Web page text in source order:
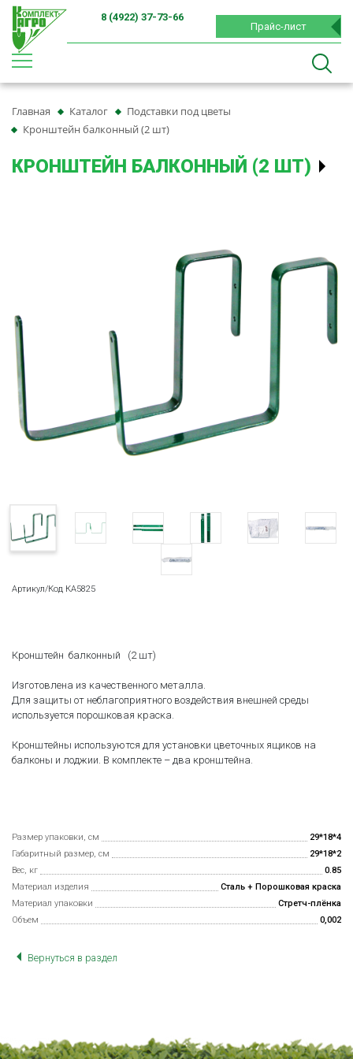
Прайс-лист
8 (4922) 37-73-66
Главная Каталог
Подставки под цветы
Кронштейн балконный (2 шт)
КРОНШТЕЙН БАЛКОННЫЙ (2 ШТ)
Артикул/Код КА5825
Кронштейн балконный (2 шт)
Изготовлена из качественного металла.
Для защиты от неблагоприятного воздействия внешней среды
используется порошковая краска.
Кронштейны используются для установки цветочных ящиков на
балконы и лоджии. В комплекте – два кронштейна.
Размер упаковки, см
29*18*4
Габаритный размер, см
29*18*2
Вес, кг
0.85
Материал изделия
Сталь + Порошковая краска
Материал упаковки
Стретч-плёнка
Объем
0,002
Вернуться в раздел